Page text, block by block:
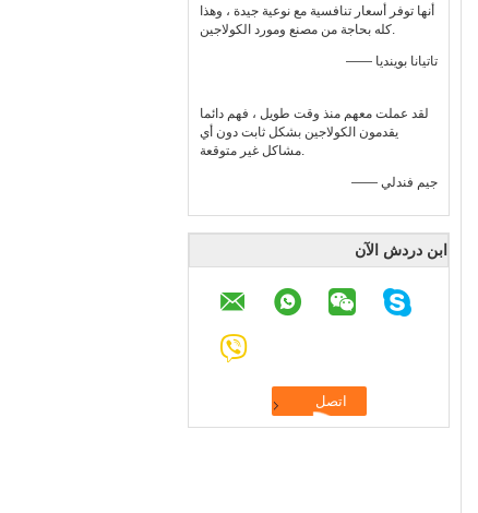
أنها توفر أسعار تنافسية مع نوعية جيدة ، وهذا
كله بحاجة من مصنع ومورد الكولاجين.
—— تاتيانا بوينديا
لقد عملت معهم منذ وقت طويل ، فهم دائما
يقدمون الكولاجين بشكل ثابت دون أي
مشاكل غير متوقعة.
—— جيم فندلي
ابن دردش الآن